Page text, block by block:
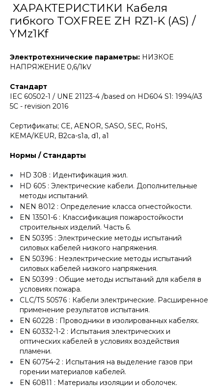
ХАРАКТЕРИСТИКИ Кабеля
гибкого TOXFREE ZH RZ1-K (AS) /
YMz1Kf
Электротехнические параметры: НИЗКОЕ
НАПРЯЖЕНИЕ 0,6/1kV
Стандарт
IEC 60502-1 / UNE 21123-4 /based on HD604 S1: 1994/A3
5C - revision 2016
Сертификаты; CE, AENOR, SASO, SEC, RoHS,
KEMA/KEUR, B2ca-s1a, d1, a1
Нормы / Стандарты
HD 308 : Идентификация жил.
HD 605 : Электрические кабели. Дополнительные
методы испытаний.
NEN 8012 : Определение класса огнестойкости.
EN 13501-6 : Классификация пожаростойкости
строительных изделий. Часть 6.
EN 50395 : Электрические методы испытаний
силовых кабелей низкого напряжения.
EN 50396 : Неэлектрические методы испытаний
силовых кабелей низкого напряжения.
EN 50399 : Общие методы испытаний для кабеля в
условиях пожара.
CLC/TS 50576 : Кабели электрические. Расширенное
применение результатов испытания.
EN 60228 : Проводники в изолированных кабелях.
EN 60332-1-2 : Испытания электрических и
оптических кабелей в условиях воздействия
пламени.
EN 60754-2 : Испытания на выделение газов при
горении материалов кабелей.
EN 60811 : Материалы изоляции и оболочек.